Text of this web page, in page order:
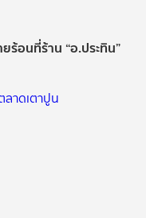
ร้อนที่ร้าน “อ.ประทิน”